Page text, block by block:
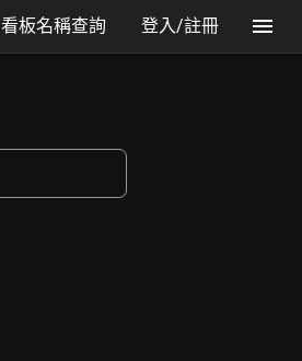
看板名稱查詢 登入/註冊